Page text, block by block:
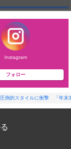
Instagram
フォロー
倒的スタイルに衝撃 「年末